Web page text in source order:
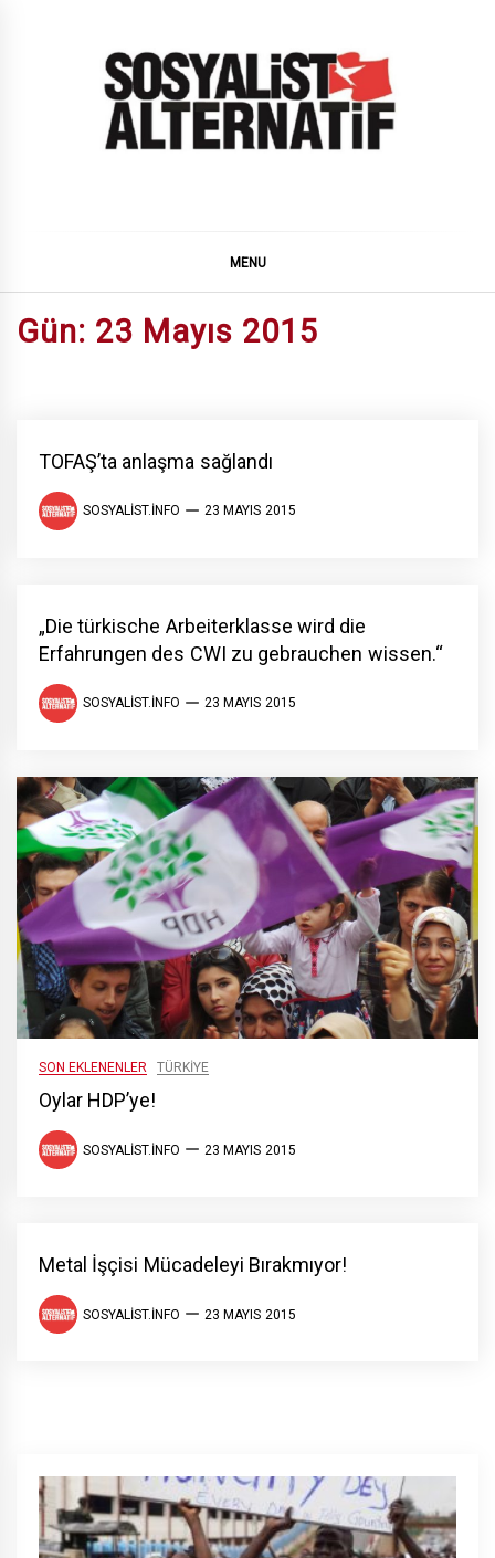
MENU
Gün: 23 Mayıs 2015
TOFAŞ’ta anlaşma sağlandı
SOSYALIST.INFO 23 MAYIS 2015
„Die türkische Arbeiterklasse wird die
Erfahrungen des CWI zu gebrauchen wissen.“
SOSYALIST.INFO 23 MAYIS 2015
SON EKLENENLER TÜRKIYE
Oylar HDP’ye!
SOSYALIST.INFO 23 MAYIS 2015
Metal İşçisi Mücadeleyi Bırakmıyor!
SOSYALIST.INFO 23 MAYIS 2015